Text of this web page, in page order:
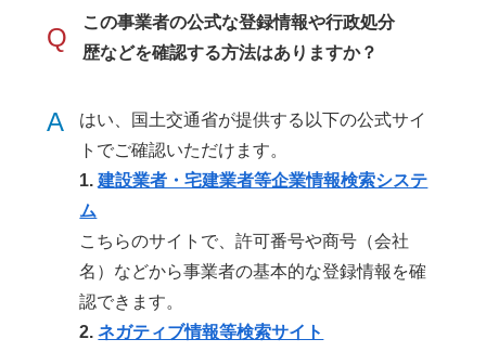
Q
この事業者の公式な登録情報や行政処分
歴などを確認する方法はありますか？
A
はい、国土交通省が提供する以下の公式サイ
トでご確認いただけます。
1.建設業者・宅建業者等企業情報検索システ
ム
こちらのサイトで、許可番号や商号（会社
名）などから事業者の基本的な登録情報を確
認できます。
2.ネガティブ情報等検索サイト